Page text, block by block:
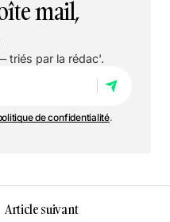
mail,
triés par la rédac'.
de confidentialité.
Article suivant